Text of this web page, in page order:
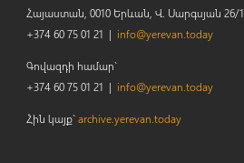
Հայաստան, 0010 Երևան, Վ. Սարգսյան 26/1
+374 60 75 01 21 | info@yerevan.today
Գովազդի համար`
+374 60 75 01 21 | info@yerevan.today
Հին կայք`archive.yerevan.today